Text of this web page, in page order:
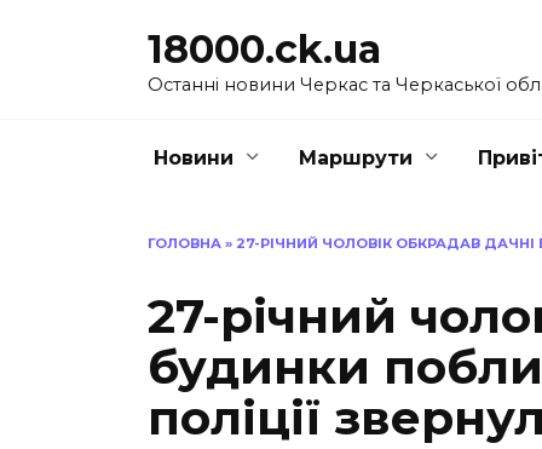
18000.ck.ua
Останні новини Черкас та Черкаської
Новини Маршрути
ГОЛОВНА » 27-РІЧНИЙ ЧОЛОВІК ОБКРАДАВ
27-річний
будинки
поліції